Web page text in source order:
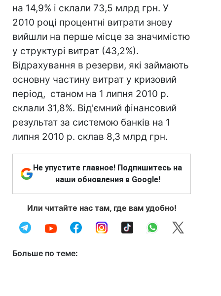
на 14,9% і склали 73,5 млрд грн. У
2010 році процентні витрати знову
вийшли на перше місце за значимістю
у структурі витрат (43,2%).
Відрахування в резерви, які займають
основну частину витрат у кризовий
період, станом на 1 липня 2010 р.
склали 31,8%. Від'ємний фінансовий
результат за системою банків на 1
липня 2010 р. склав 8,3 млрд грн.
Не упустите главное! Подпишитесь на
наши обновления в Google!
Или читайте нас там, где вам удобно!
Больше по теме: